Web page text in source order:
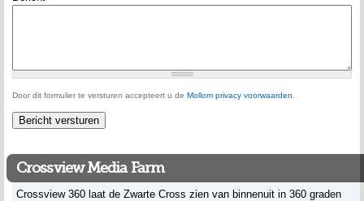
Door dit formulier te versturen accepteert u de Mollom privacy voorwaarden
Crossview Media Farm
Crossview 360 laat de Zwarte Cross zien van binnenuit in 360 graden